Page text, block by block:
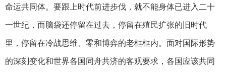
命运共同体。要跟上时代前进步伐，就不能身体已进入二十
一世纪，而脑袋还停留在过去，停留在殖民扩张的旧时代
里，停留在冷战思维、零和博弈的老框框内。面对国际形势
的深刻变化和世界各国同舟共济的客观要求，各国应该共同